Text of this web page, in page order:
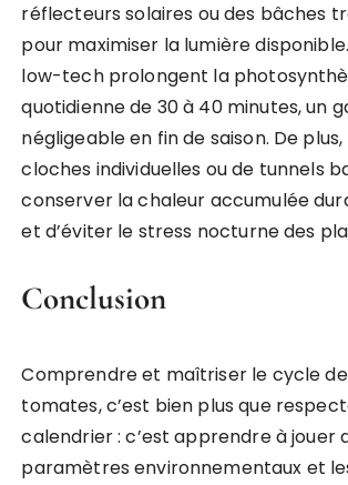
réflecteurs solaires ou des bâches
pour maximiser la lumière
low-tech prolongent la
quotidienne de 30 à 40 minutes, un
négligeable en fin de saison. De plus,
cloches individuelles ou de tunnels
conserver la chaleur accumulée
et d’éviter le stress nocturne des
Conclusion
Comprendre et maîtriser le cycle
tomates, c’est bien plus que
calendrier : c’est apprendre à jouer
paramètres environnementaux et